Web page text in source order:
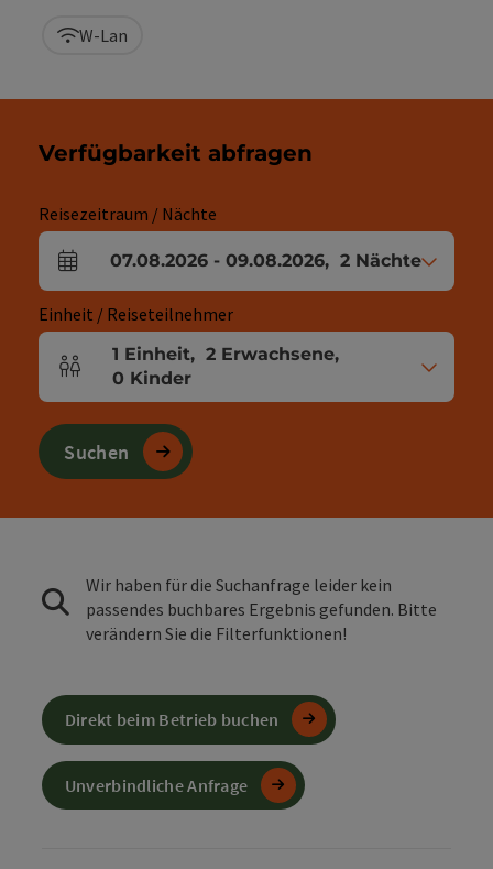
W-Lan
Verfügbarkeit abfragen
Reisezeitraum / Nächte
An- und Abreisefelder
07.08.2026 - 09.08.2026, 2 Nächte
Einheit / Reiseteilnehmer
Einheitenanzahl und Personenfelder
1 Einheit, 2 Erwachsene,
0 Kinder
Suchen
Wir haben für die Suchanfrage leider kein
passendes buchbares Ergebnis gefunden. Bitte
verändern Sie die Filterfunktionen!
Direkt beim Betrieb buchen
Unverbindliche Anfrage